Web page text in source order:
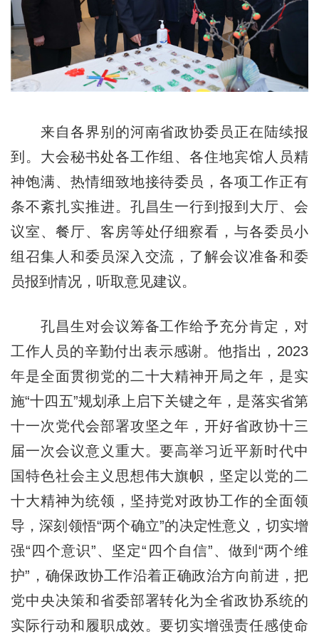
来自各界别的河南省政协委员正在陆续报
到。大会秘书处各工作组、各住地宾馆人员精
神饱满、热情细致地接待委员，各项工作正有
条不紊扎实推进。孔昌生一行到报到大厅、会
议室、餐厅、客房等处仔细察看，与各委员小
组召集人和委员深入交流，了解会议准备和委
员报到情况，听取意见建议。
孔昌生对会议筹备工作给予充分肯定，对
工作人员的辛勤付出表示感谢。他指出，2023
年是全面贯彻党的二十大精神开局之年，是实
施“十四五”规划承上启下关键之年，是落实省第
十一次党代会部署攻坚之年，开好省政协十三
届一次会议意义重大。要高举习近平新时代中
国特色社会主义思想伟大旗帜，坚定以党的二
十大精神为统领，坚持党对政协工作的全面领
导，深刻领悟“两个确立”的决定性意义，切实增
强“四个意识”、坚定“四个自信”、做到“两个维
护”，确保政协工作沿着正确政治方向前进，把
党中央决策和省委部署转化为全省政协系统的
实际行动和履职成效。要切实增强责任感使命